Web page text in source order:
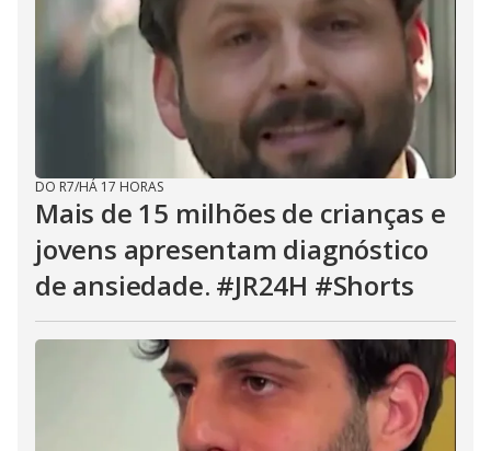
DO R7/HÁ 17 HORAS
Mais de 15 milhões de crianças e
jovens apresentam diagnóstico
de ansiedade. #JR24H #Shorts